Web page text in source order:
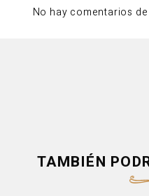
No hay comentarios
TAMBIÉN